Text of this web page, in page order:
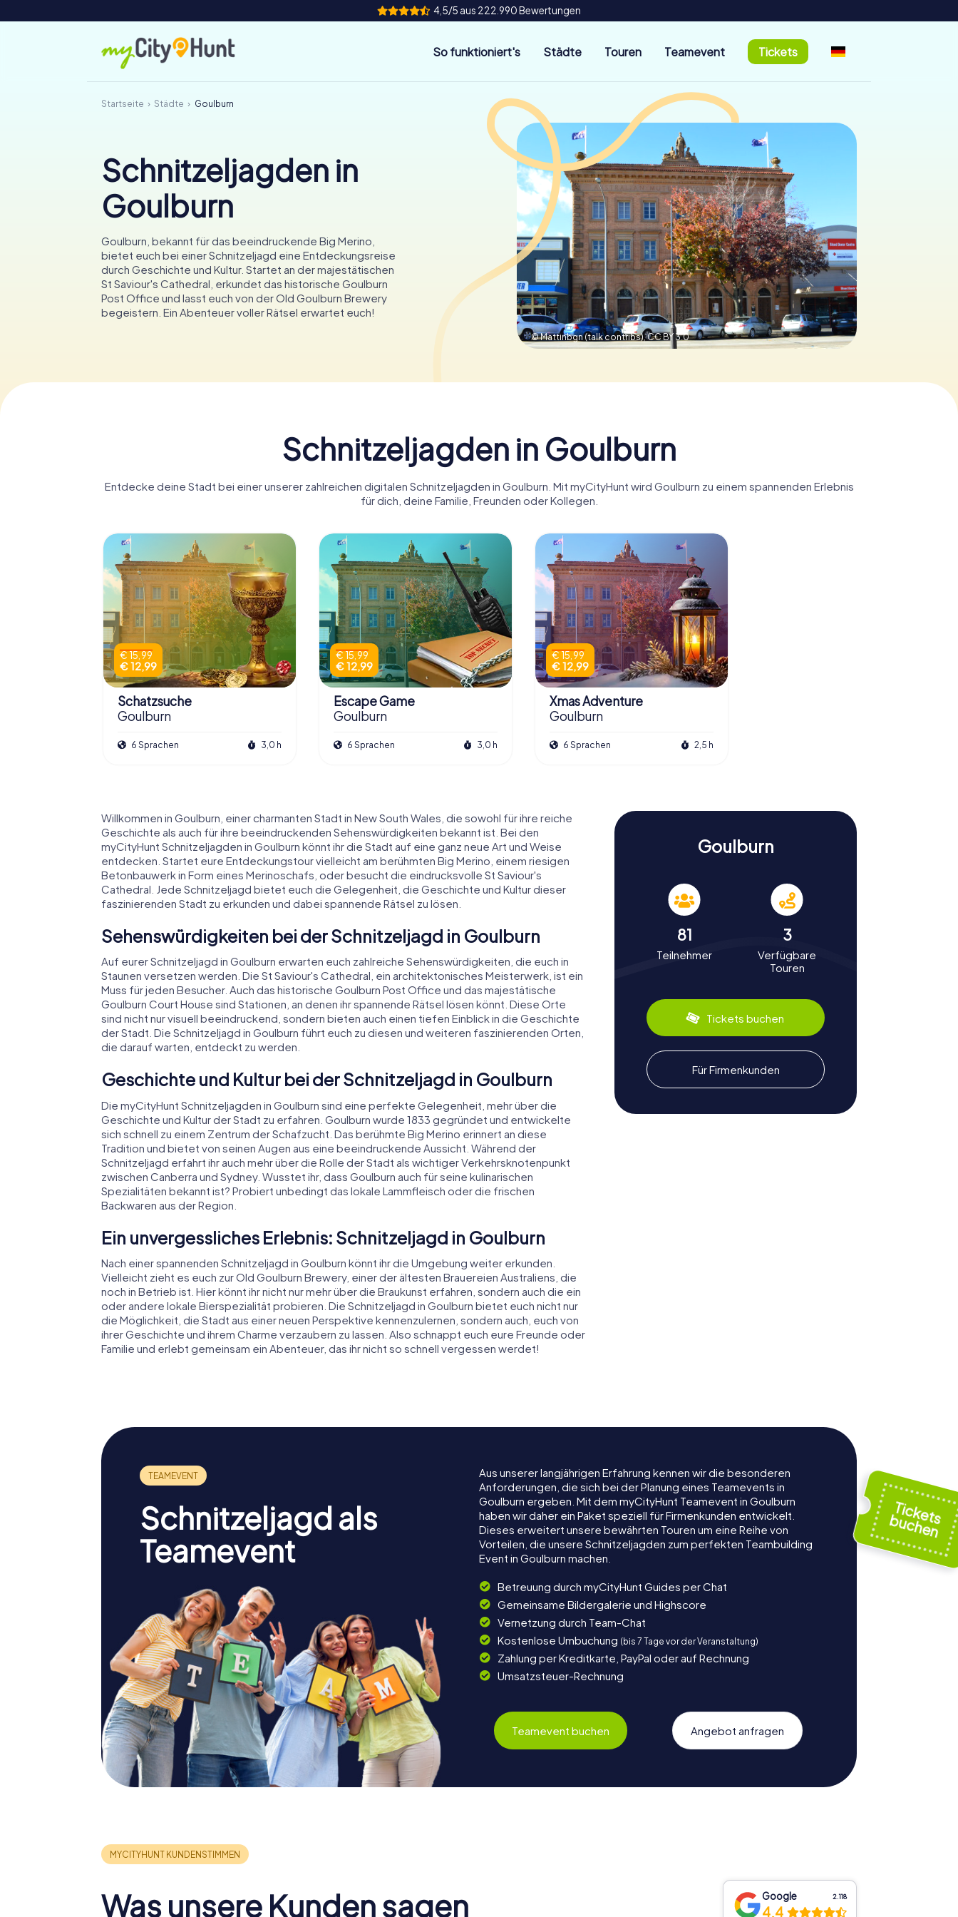
4,5/5 aus 222.990 Bewertungen
So funktioniert's Städte Touren Teamevent Tickets
Startseite Städte Goulburn
Schnitzeljagden in
Goulburn
Goulburn, bekannt für das beeindruckende Big Merino,
bietet euch bei einer Schnitzeljagd eine Entdeckungsreise
durch Geschichte und Kultur. Startet an der majestätischen
St Saviour's Cathedral, erkundet das historische Goulburn
Post Office und lasst euch von der Old Goulburn Brewery
begeistern. Ein Abenteuer voller Rätsel erwartet euch!
© Mattinbgn (talk contribs),CC BY 3.0
Schnitzeljagden in Goulburn
Entdecke deine Stadt bei einer unserer zahlreichen digitalen Schnitzeljagden in Goulburn. Mit myCityHunt wird Goulburn zu einem spannenden Erlebnis
für dich, deine Familie, Freunden oder Kollegen.
€ 15,99
€ 12,99
Schatzsuche
Goulburn
6 Sprachen 3,0 h
€ 15,99
€ 12,99
Escape Game
Goulburn
6 Sprachen 3,0 h
€ 15,99
€ 12,99
Xmas Adventure
Goulburn
6 Sprachen 2,5 h
Willkommen in Goulburn, einer charmanten Stadt in New South Wales, die sowohl für ihre reiche
Geschichte als auch für ihre beeindruckenden Sehenswürdigkeiten bekannt ist. Bei den
myCityHunt Schnitzeljagden in Goulburn könnt ihr die Stadt auf eine ganz neue Art und Weise
entdecken. Startet eure Entdeckungstour vielleicht am berühmten Big Merino, einem riesigen
Betonbauwerk in Form eines Merinoschafs, oder besucht die eindrucksvolle St Saviour's
Cathedral. Jede Schnitzeljagd bietet euch die Gelegenheit, die Geschichte und Kultur dieser
faszinierenden Stadt zu erkunden und dabei spannende Rätsel zu lösen.
Sehenswürdigkeiten bei der Schnitzeljagd in Goulburn
Auf eurer Schnitzeljagd in Goulburn erwarten euch zahlreiche Sehenswürdigkeiten, die euch in
Staunen versetzen werden. Die St Saviour's Cathedral, ein architektonisches Meisterwerk, ist ein
Muss für jeden Besucher. Auch das historische Goulburn Post Office und das majestätische
Goulburn Court House sind Stationen, an denen ihr spannende Rätsel lösen könnt. Diese Orte
sind nicht nur visuell beeindruckend, sondern bieten auch einen tiefen Einblick in die Geschichte
der Stadt. Die Schnitzeljagd in Goulburn führt euch zu diesen und weiteren faszinierenden Orten,
die darauf warten, entdeckt zu werden.
Geschichte und Kultur bei der Schnitzeljagd in Goulburn
Die myCityHunt Schnitzeljagden in Goulburn sind eine perfekte Gelegenheit, mehr über die
Geschichte und Kultur der Stadt zu erfahren. Goulburn wurde 1833 gegründet und entwickelte
sich schnell zu einem Zentrum der Schafzucht. Das berühmte Big Merino erinnert an diese
Tradition und bietet von seinen Augen aus eine beeindruckende Aussicht. Während der
Schnitzeljagd erfahrt ihr auch mehr über die Rolle der Stadt als wichtiger Verkehrsknotenpunkt
zwischen Canberra und Sydney. Wusstet ihr, dass Goulburn auch für seine kulinarischen
Spezialitäten bekannt ist? Probiert unbedingt das lokale Lammfleisch oder die frischen
Backwaren aus der Region.
Ein unvergessliches Erlebnis: Schnitzeljagd in Goulburn
Nach einer spannenden Schnitzeljagd in Goulburn könnt ihr die Umgebung weiter erkunden.
Vielleicht zieht es euch zur Old Goulburn Brewery, einer der ältesten Brauereien Australiens, die
noch in Betrieb ist. Hier könnt ihr nicht nur mehr über die Braukunst erfahren, sondern auch die ein
oder andere lokale Bierspezialität probieren. Die Schnitzeljagd in Goulburn bietet euch nicht nur
die Möglichkeit, die Stadt aus einer neuen Perspektive kennenzulernen, sondern auch, euch von
ihrer Geschichte und ihrem Charme verzaubern zu lassen. Also schnappt euch eure Freunde oder
Familie und erlebt gemeinsam ein Abenteuer, das ihr nicht so schnell vergessen werdet!
Goulburn
81
Teilnehmer
3
Verfügbare
Touren
Tickets buchen
Für Firmenkunden
Schnitzeljagd als
Teamevent
Aus unserer langjährigen Erfahrung kennen wir die besonderen
Anforderungen, die sich bei der Planung eines Teamevents in
Goulburn ergeben. Mit dem myCityHunt Teamevent in Goulburn
haben wir daher ein Paket speziell für Firmenkunden entwickelt.
Dieses erweitert unsere bewährten Touren um eine Reihe von
Vorteilen, die unsere Schnitzeljagden zum perfekten Teambuilding
Event in Goulburn machen.
Betreuung durch myCityHunt Guides per Chat
Gemeinsame Bildergalerie und Highscore
Vernetzung durch Team-Chat
Kostenlose Umbuchung (bis 7 Tage vor der Veranstaltung)
Zahlung per Kreditkarte, PayPal oder auf Rechnung
Umsatzsteuer-Rechnung
Teamevent buchen Angebot anfragen
Was unsere Kunden sagen Google 2.118
4,4